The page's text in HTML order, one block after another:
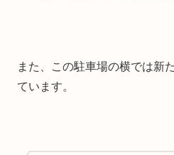
また、この駐車場の横では新
ています。